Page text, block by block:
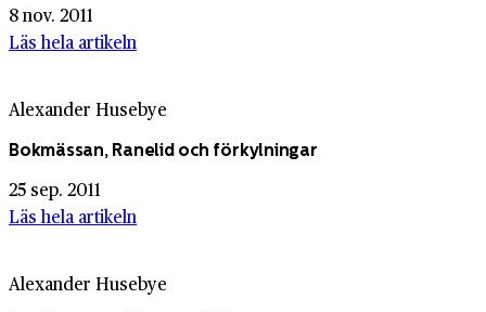
8 nov. 2011
Läs hela artikeln
Alexander Husebye
Bokmässan, Ranelid och förkylningar
25 sep. 2011
Läs hela artikeln
Alexander Husebye